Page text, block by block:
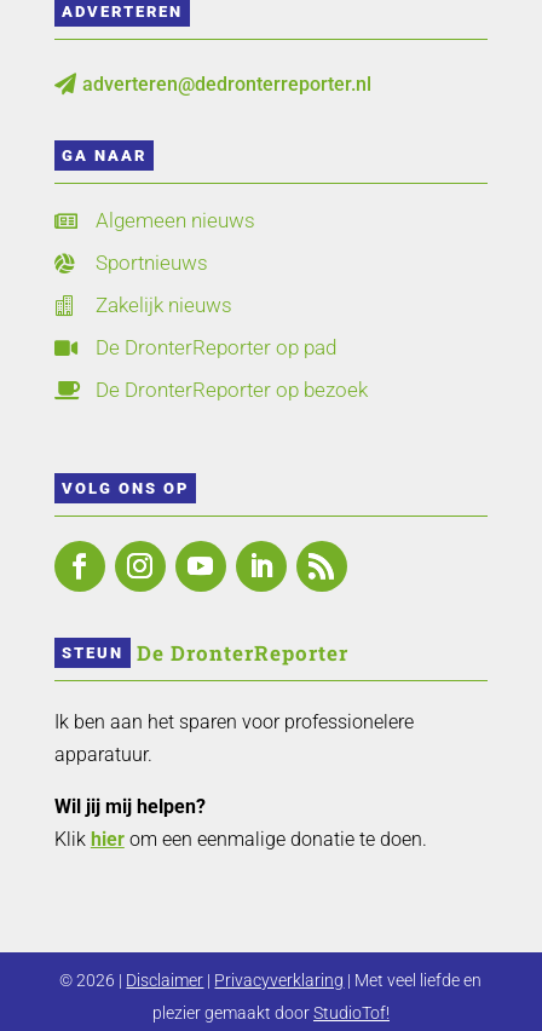
ADVERTEREN
 adverteren@dedronterreporter.nl
GA NAAR
 Algemeen nieuws
 Sportnieuws
 Zakelijk nieuws
 De DronterReporter op pad
 De DronterReporter op bezoek
VOLG ONS OP
STEUN De DronterReporter
Ik ben aan het sparen voor professionelere
apparatuur.
Wil jij mij helpen?
Klik hierom een eenmalige donatie te doen.
© 2026 | Disclaimer | Privacyverklaring | Met veel liefde en
plezier gemaakt doorStudioTof!